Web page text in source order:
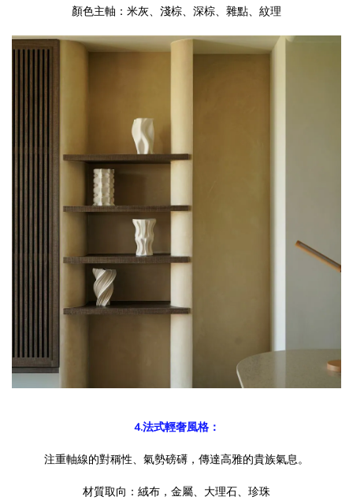
顏色主軸：米灰、淺棕、深棕、雜點、紋理
4.法式輕奢風格：
注重軸線的對稱性、氣勢磅礡，傳達高雅的貴族氣息。
材質取向：絨布，金屬、大理石、珍珠